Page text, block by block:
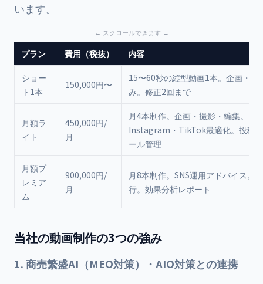
います。
プラン 費用（税抜） 内容
ショー
ト1本
150,000円〜
15〜60秒の縦型動画1本。企画・編
み。修正2回まで
月額ラ
イト
450,000円/
月
月4本制作。企画・撮影・編集。
Instagram・TikTok最適化。投稿
ール管理
月額プ
レミア
ム
900,000円/
月
月8本制作。SNS運用アドバイス。
行。効果分析レポート
当社の動画制作の3つの強み
1. 商売繁盛AI（MEO対策）・AIO対策との連携